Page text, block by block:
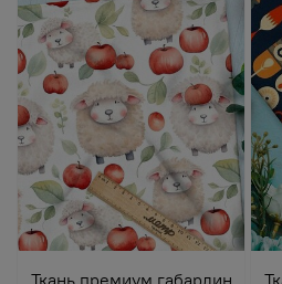
Ткань премиум габардин